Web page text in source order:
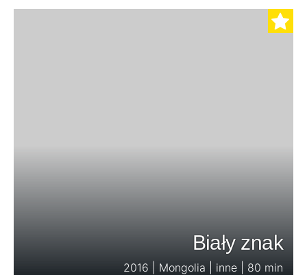
Biały znak
2016 | Mongolia | inne | 80 min